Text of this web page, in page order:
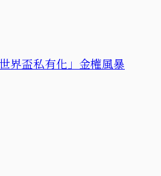
界盃私有化」金權風暴